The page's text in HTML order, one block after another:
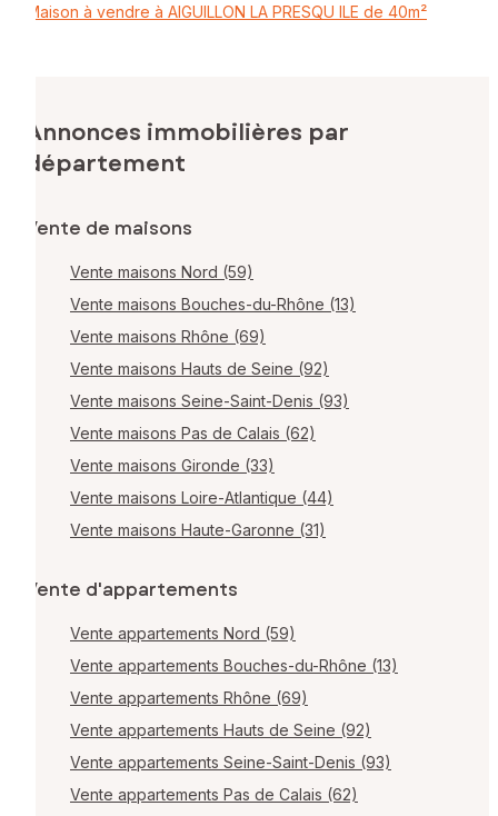
Maison à vendre à AIGUILLON LA PRESQU ILE de 40m²
Annonces immobilières par
département
Vente de maisons
Vente maisons Nord (59)
Vente maisons Bouches-du-Rhône (13)
Vente maisons Rhône (69)
Vente maisons Hauts de Seine (92)
Vente maisons Seine-Saint-Denis (93)
Vente maisons Pas de Calais (62)
Vente maisons Gironde (33)
Vente maisons Loire-Atlantique (44)
Vente maisons Haute-Garonne (31)
Vente d'appartements
Vente appartements Nord (59)
Vente appartements Bouches-du-Rhône (13)
Vente appartements Rhône (69)
Vente appartements Hauts de Seine (92)
Vente appartements Seine-Saint-Denis (93)
Vente appartements Pas de Calais (62)